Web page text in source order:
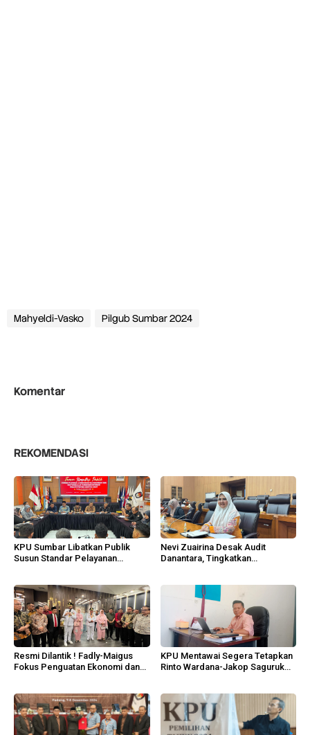
Mahyeldi-Vasko Pilgub Sumbar 2024
Komentar
REKOMENDASI
KPU Sumbar Libatkan Publik
Susun Standar Pelayanan
Nevi Zuairina Desak Audit
Danantara, Tingkatkan
Resmi Dilantik ! Fadly-Maigus
Fokus Penguatan Ekonomi dan
KPU Mentawai Segera Tetapkan
Rinto Wardana-Jakop Saguruk